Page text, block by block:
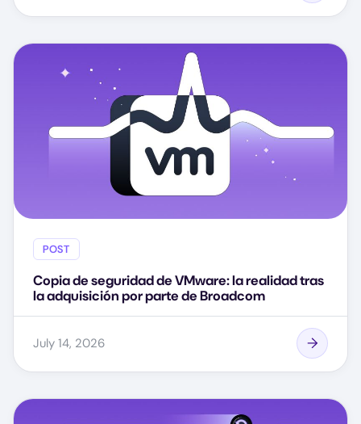
POST
Copia de seguridad de VMware: la realidad tras
la adquisición por parte de Broadcom
July 14, 2026